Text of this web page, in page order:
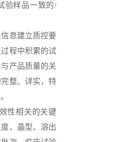
验样品一致的/
息建立质控要
程中积累的试
产品质量的关
整、详实，特
性相关的关键
、晶型、溶出